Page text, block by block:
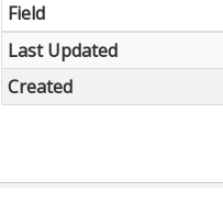
Field
Last Updated
Created